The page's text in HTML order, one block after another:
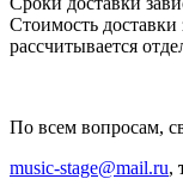
Стоимость доставки
рассчитывается
По всем вопросам,
music-stage@mail.ru,